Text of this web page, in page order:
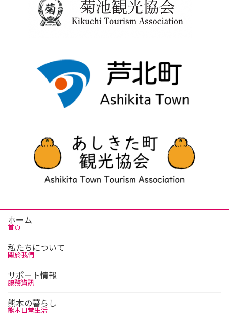
ホーム
首頁
私たちについて
關於我們
サポート情報
服務資訊
熊本の暮らし
熊本日常生活